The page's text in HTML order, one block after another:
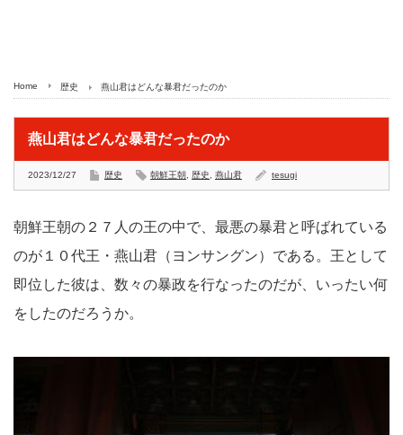
Home 歴史 燕山君はどんな暴君だったのか
燕山君はどんな暴君だったのか
2023/12/27 歴史 朝鮮王朝 歴史 燕山君 tesugi
朝鮮王朝の２７人の王の中で、最悪の暴君と呼ばれている
のが１０代王・燕山君（ヨンサングン）である。王として
即位した彼は、数々の暴政を行なったのだが、いったい何
をしたのだろうか。